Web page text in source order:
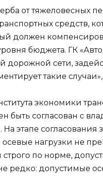
от тяжеловесных
средств,
должен
бюджета. ГК
дорожной сети,
такие
экономики
быть согласован с
На этапе
нагрузки не
строго по норме,
редко: допустимые